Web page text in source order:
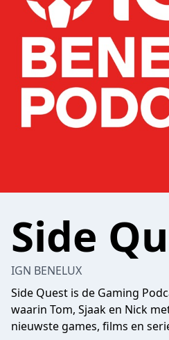
Side
IGN BENELUX
Side Quest is de Gaming
waarin Tom, Sjaak en Nick
nieuwste games, films en